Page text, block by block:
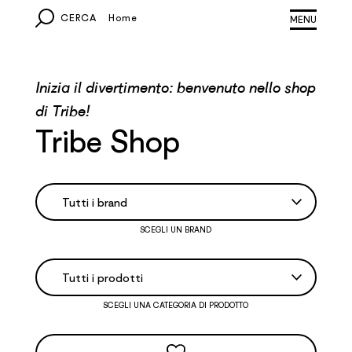
CERCA Home
EUROPA
ITALIA
Inizia il divertimento: benvenuto nello shop
di Tribe!
Tribe Shop
SCEGLI UN BRAND
SCEGLI UNA CATEGORIA DI PRODOTTO